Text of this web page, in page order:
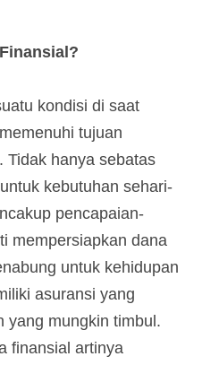
kondisi di saat
tujuan
Tidak hanya sebatas
kebutuhan sehari-
pencapaian-
mempersiapkan dana
untuk kehidupan
asuransi yang
yang mungkin timbul.
finansial artinya